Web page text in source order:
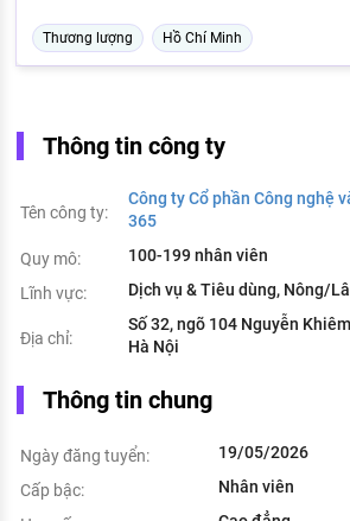
Thương lượng Hồ Chí Minh
Thông tin công ty
Tên công ty:
Công ty Cổ phần Công nghệ
365
Quy mô:
100-199 nhân viên
Lĩnh vực:
Dịch vụ & Tiêu dùng, Nông/
Địa chỉ:
Số 32, ngõ 104 Nguyễn
Hà Nội
Thông tin chung
Ngày đăng tuyển:
19/05/2026
Cấp bậc:
Nhân viên